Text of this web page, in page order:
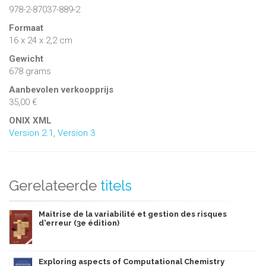
978-2-87037-889-2
Formaat
16 x 24 x 2,2 cm
Gewicht
678 grams
Aanbevolen verkoopprijs
35,00 €
ONIX XML
Version 2.1 Version 3
Gerelateerde titels
Maitrise de la variabilité et gestion des risques
d'erreur (3e édition)
Exploring aspects of Computational Chemistry